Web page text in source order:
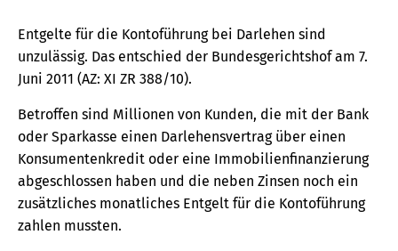
Entgelte für die Kontoführung bei Darlehen sind
unzulässig. Das entschied der Bundesgerichtshof am 7.
Juni 2011 (AZ: XI ZR 388/10).
Betroffen sind Millionen von Kunden, die mit der Bank
oder Sparkasse einen Darlehensvertrag über einen
Konsumentenkredit oder eine Immobilienfinanzierung
abgeschlossen haben und die neben Zinsen noch ein
zusätzliches monatliches Entgelt für die Kontoführung
zahlen mussten.